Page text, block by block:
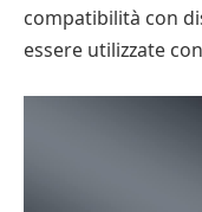
compatibilità con
essere utilizzate